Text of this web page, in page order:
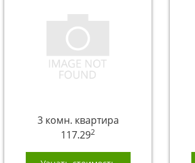
3 комн. квартира
117.292